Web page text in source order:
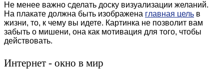
Не менее важно сделать доску визуализации желаний.
На плакате должна быть изображена главная цель в
жизни, то, к чему вы идете. Картинка не позволит вам
забыть о мишени, она как мотивация для того, чтобы
действовать.
Интернет - окно в мир